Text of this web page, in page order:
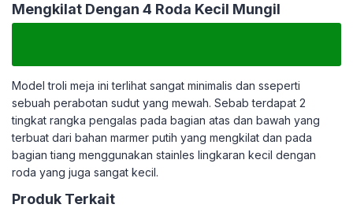
Mengkilat Dengan 4 Roda Kecil Mungil
Model troli meja ini terlihat sangat minimalis dan sseperti
sebuah perabotan sudut yang mewah. Sebab terdapat 2
tingkat rangka pengalas pada bagian atas dan bawah yang
terbuat dari bahan marmer putih yang mengkilat dan pada
bagian tiang menggunakan stainles lingkaran kecil dengan
roda yang juga sangat kecil.
Produk Terkait